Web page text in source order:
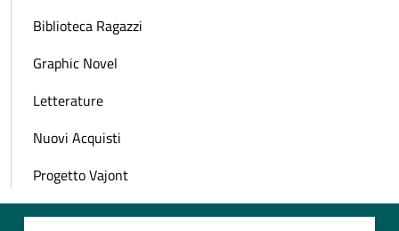
Biblioteca Ragazzi
Graphic Novel
Letterature
Nuovi Acquisti
Progetto Vajont